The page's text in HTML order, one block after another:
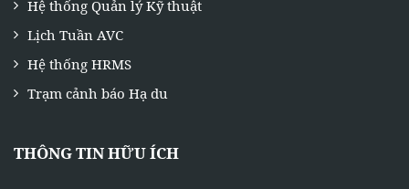
Hệ thống Quản lý Kỹ thuật
Lịch Tuần AVC
Hệ thống HRMS
Trạm cảnh báo Hạ du
THÔNG TIN HỮU ÍCH